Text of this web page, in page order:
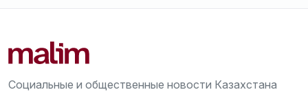
Социальные и общественные новости Казахстана